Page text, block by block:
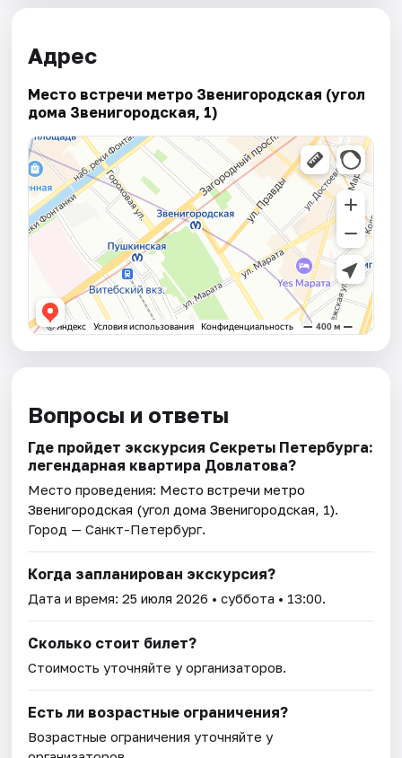
Адрес
Место встречи метро Звенигородская (угол
дома Звенигородская, 1)
Вопросы и ответы
Где пройдет экскурсия Секреты Петербурга:
легендарная квартира Довлатова?
Место проведения: Место встречи метро
Звенигородская (угол дома Звенигородская, 1).
Город — Санкт-Петербург.
Когда запланирован экскурсия?
Дата и время:25 июля 2026 • суббота • 13:00.
Сколько стоит билет?
Стоимость уточняйте у организаторов.
Есть ли возрастные ограничения?
Возрастные ограничения уточняйте у